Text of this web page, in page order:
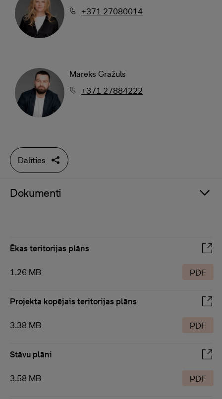
+371 27080014
Mareks Gražuls
+371 27884222
Dalīties
Dokumenti
Ēkas teritorijas plāns
1.26 MB PDF
Projekta kopējais teritorijas plāns
3.38 MB PDF
Stāvu plāni
3.58 MB PDF